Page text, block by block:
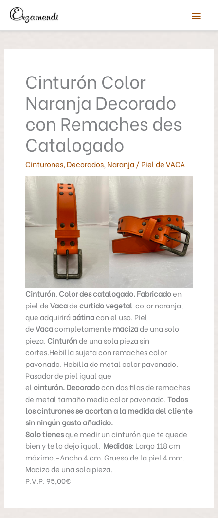
contenido
Cinturón Color
Naranja Decorado
con Remaches des
Catalogado
Cinturones, Decorados, Naranja/ Piel de VACA
Cinturón. Color des catalogado. Fabricadoen
piel deVacadecurtido vegetal color naranja,
que adquirirá pátinacon el uso. Piel
deVacacompletamente macizade una solo
pieza. Cinturónde una sola pieza sin
cortes.Hebilla sujeta con remaches color
pavonado. Hebilla de metal color pavonado.
Pasador de piel igual que
el cinturón. Decoradocon dos filas de remaches
de metal tamaño medio color pavonado.Todos
los cinturones se acortan a la medida del cliente
sin ningún gasto añadido.
Solo tienesque medir un cinturón que te quede
bien y te lo dejo igual. Medidas: Largo 118 cm
máximo.-Ancho 4 cm. Grueso de la piel 4 mm.
Macizo de una sola pieza.
P.V.P. 95,00€